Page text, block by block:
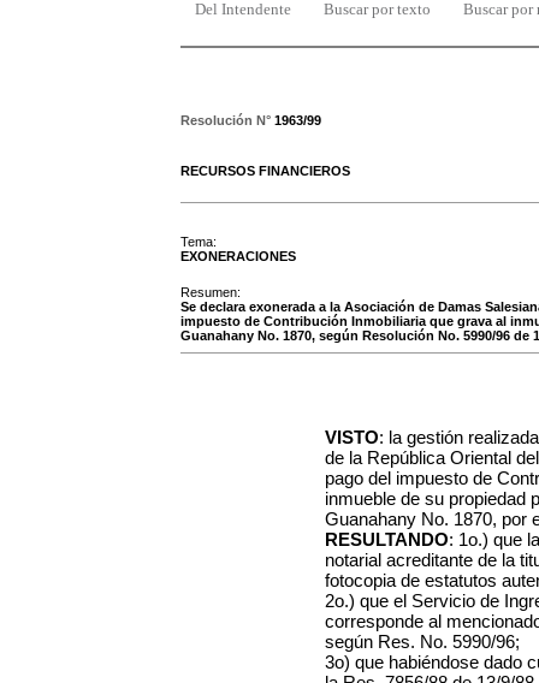
Del Intendente Buscar por texto Buscar por
Resolución N° 1963/99
RECURSOS FINANCIEROS
Tema:
EXONERACIONES
Resumen:
Se declara exonerada a la Asociación de Damas
impuesto de Contribución Inmobiliaria que grava al
Guanahany No. 1870, según Resolución No. 5990/96 de
VISTO: la gestión
de la República Oriental
pago del impuesto de
inmueble de su propiedad
Guanahany No. 1870, por
RESULTANDO: 1o.) que
notarial acreditante de la
fotocopia de estatutos
2o.) que el Servicio de
corresponde al
según Res. No. 5990/96;
3o) que habiéndose dado